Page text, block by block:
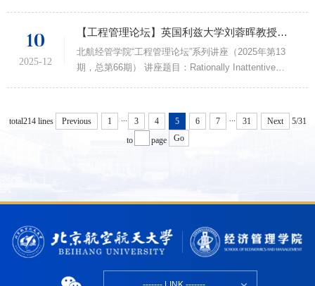
融、资本市场会计研...
路校区新主楼 A618讲座主持人：部慧 副教授 讲座嘉
宾 简介周开国，首都经济贸易大学金融学院院长、二
级教授、博导。国家高层次人才计划入选者，国家社科
10
2025-12
【工程管理论坛】英国利兹大学刘蓉晖教授讲座通知
北航经管学院“工程管理论坛”系列讲座（2025年第13
期，总第66期） 讲座题目：Rationally Inattentive
A1028 讲座嘉宾：刘蓉晖 教授，英国利兹大学 主持
人：刘天亮 教授 讲座嘉宾 简介Ronghui Liu (刘蓉晖)
is Professor in Traffic Network Modelling and
total214 lines Previous 1 ... 3 4 5 6 7 ... 31 Next
5/31
to
page Go